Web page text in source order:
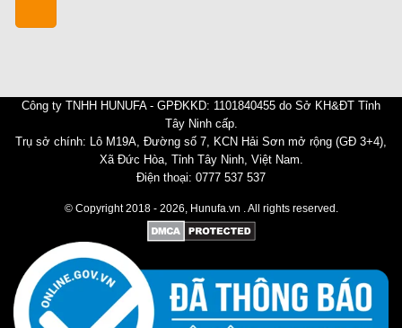
Công ty TNHH HUNUFA - GPĐKKD: 1101840455 do Sở KH&ĐT Tỉnh
Tây Ninh cấp.
Trụ sở chính: Lô M19A, Đường số 7, KCN Hải Sơn mở rộng (GĐ 3+4),
Xã Đức Hòa, Tỉnh Tây Ninh, Việt Nam.
Điện thoại: 0777 537 537
© Copyright 2018 - 2026, Hunufa.vn . All rights reserved.